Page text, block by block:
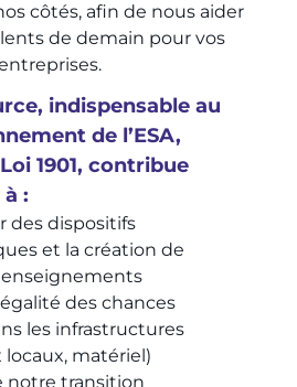
côtés, afin de nous aider
de demain pour vos
indispensable au
de l’ESA,
1901, contribue
:
des dispositifs
et la création de
des chances
les infrastructures
locaux, matériel)
notre transition